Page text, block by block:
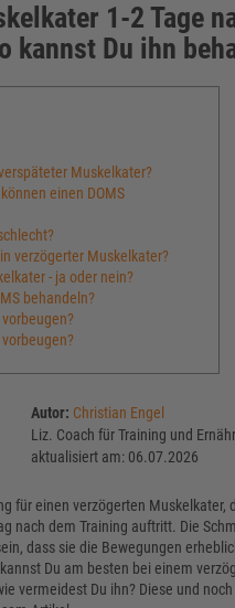
1-2 Tage
kannst Du ihn
Muskelkater?
einen DOMS
verzögerter Muskelkater?
- ja oder nein?
behandeln?
Autor: Christian Engel
Liz. Coach für Training und
aktualisiert am: 06.07.2026
für einen verzögerten Muskelkater,
nach dem Training auftritt. Die
dass sie die Bewegungen
Du am besten bei einem
vermeidest Du ihn? Diese und